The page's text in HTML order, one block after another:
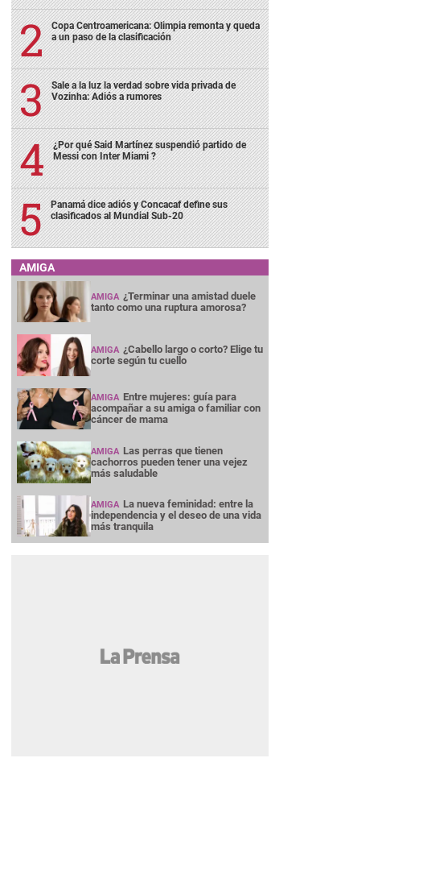
Copa Centroamericana: Olimpia remonta y queda
a un paso de la clasificación
Sale a la luz la verdad sobre vida privada de
Vozinha: Adiós a rumores
¿Por qué Said Martínez suspendió partido de
Messi con Inter Miami ?
Panamá dice adiós y Concacaf define sus
clasificados al Mundial Sub-20
AMIGA
AMIGA ¿Terminar una amistad duele
tanto como una ruptura amorosa?
AMIGA ¿Cabello largo o corto? Elige tu
corte según tu cuello
AMIGA Entre mujeres: guía para
acompañar a su amiga o familiar con
cáncer de mama
AMIGA Las perras que tienen
cachorros pueden tener una vejez
más saludable
AMIGA La nueva feminidad: entre la
independencia y el deseo de una vida
más tranquila